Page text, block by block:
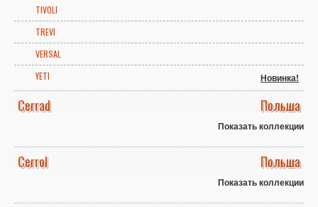
TIVOLI
TREVI
VERSAL
YETI
Новинка!
Cerrad Польша
Показать коллекции
Cerrol Польша
Показать коллекции